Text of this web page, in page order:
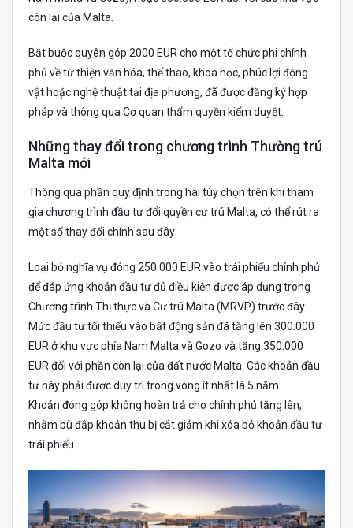
còn lại của Malta.
Bắt buộc quyên góp 2000 EUR cho một tổ chức phi chính
phủ về từ thiện văn hóa, thể thao, khoa học, phúc lợi động
vật hoặc nghệ thuật tại địa phương, đã được đăng ký hợp
pháp và thông qua Cơ quan thẩm quyền kiểm duyệt.
Những thay đổi trong chương trình Thường trú
Malta mới
Thông qua phần quy định trong hai tùy chọn trên khi tham
gia chương trình đầu tư đổi quyền cư trú Malta, có thể rút ra
một số thay đổi chính sau đây:
Loại bỏ nghĩa vụ đóng 250.000 EUR vào trái phiếu chính phủ
để đáp ứng khoản đầu tư đủ điều kiện được áp dụng trong
Chương trình Thị thực và Cư trú Malta (MRVP) trước đây.
Mức đầu tư tối thiểu vào bất động sản đã tăng lên 300.000
EUR ở khu vực phía Nam Malta và Gozo và tăng 350.000
EUR đối với phần còn lại của đất nước Malta. Các khoản đầu
tư này phải được duy trì trong vòng ít nhất là 5 năm.
Khoản đóng góp không hoàn trả cho chính phủ tăng lên,
nhằm bù đắp khoản thu bị cắt giảm khi xóa bỏ khoản đầu tư
trái phiếu.